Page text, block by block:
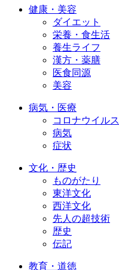
健康・美容
ダイエット
栄養・食生活
養生ライフ
漢方・薬膳
医食同源
美容
病気・医療
コロナウイルス
病気
症状
文化・歴史
ものがたり
東洋文化
西洋文化
先人の超技術
歴史
伝記
教育・道徳